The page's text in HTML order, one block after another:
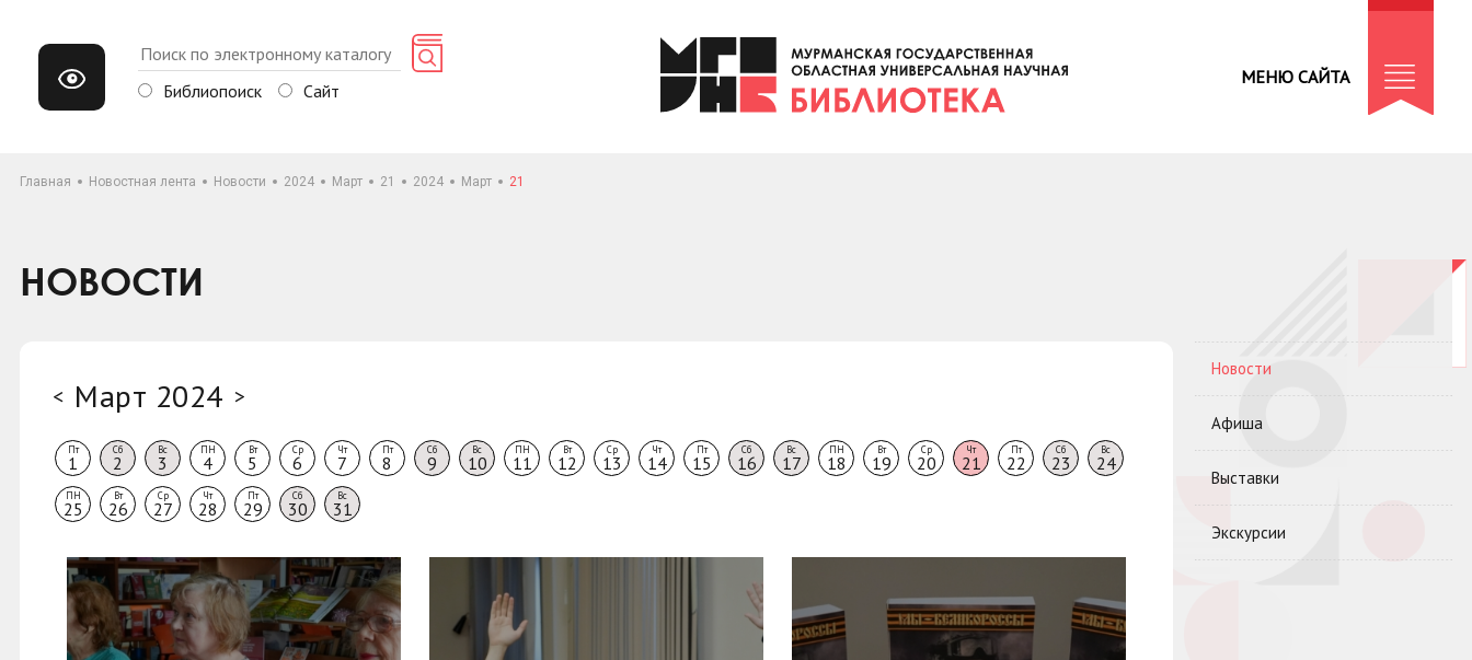
Библиопоиск Сайт
МЕНЮ САЙТА
Главная Новостная лента Новости 2024 Март 21 2024 Март 21
НОВОСТИ
< Март 2024 >
Пт
1
Сб
2
Вс
3
ПН
4
Вт
5
Ср
6
Чт
7
Пт
8
Сб
9
Вс
10
ПН
11
Вт
12
Ср
13
Чт
14
Пт
15
Сб
16
Вс
17
ПН
18
Вт
19
Ср
20
Чт
21
Пт
22
Сб
23
Вс
24
ПН
25
Вт
26
Ср
27
Чт
28
Пт
29
Сб
30
Вс
31
Новости
Афиша
Выставки
Экскурсии